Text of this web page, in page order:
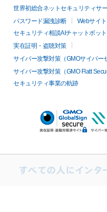
世界初総合ネットセキュリティサ
パスワード漏洩診断
Webサイ
セキュリティ相談AIチャットボット
実在証明・盗聴対策
サイバー攻撃対策（GMOサイバー
サイバー攻撃対策（GMO Flatt
セキュリティ事業の軌跡